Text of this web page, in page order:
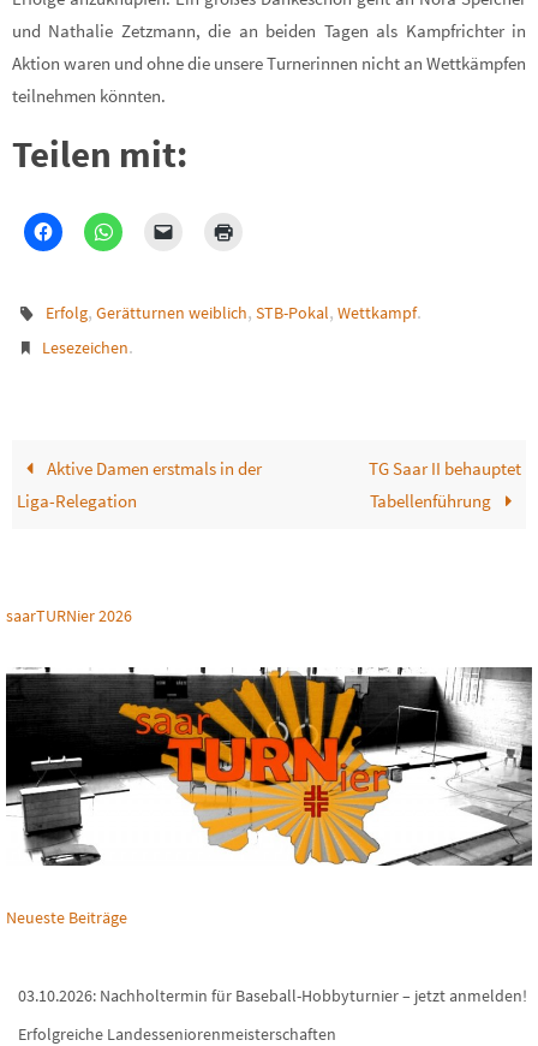
und Nathalie Zetzmann, die an beiden Tagen als Kampfrichter in
Aktion waren und ohne die unsere Turnerinnen nicht an Wettkämpfen
teilnehmen könnten.
Teilen mit:
Erfolg,Gerätturnen weiblich,STB-Pokal,Wettkampf.
Lesezeichen.
Aktive Damen erstmals in der
Liga-Relegation
TG Saar II behauptet
Tabellenführung
saarTURNier 2026
Neueste Beiträge
03.10.2026: Nachholtermin für Baseball-Hobbyturnier – jetzt anmelden!
Erfolgreiche Landesseniorenmeisterschaften